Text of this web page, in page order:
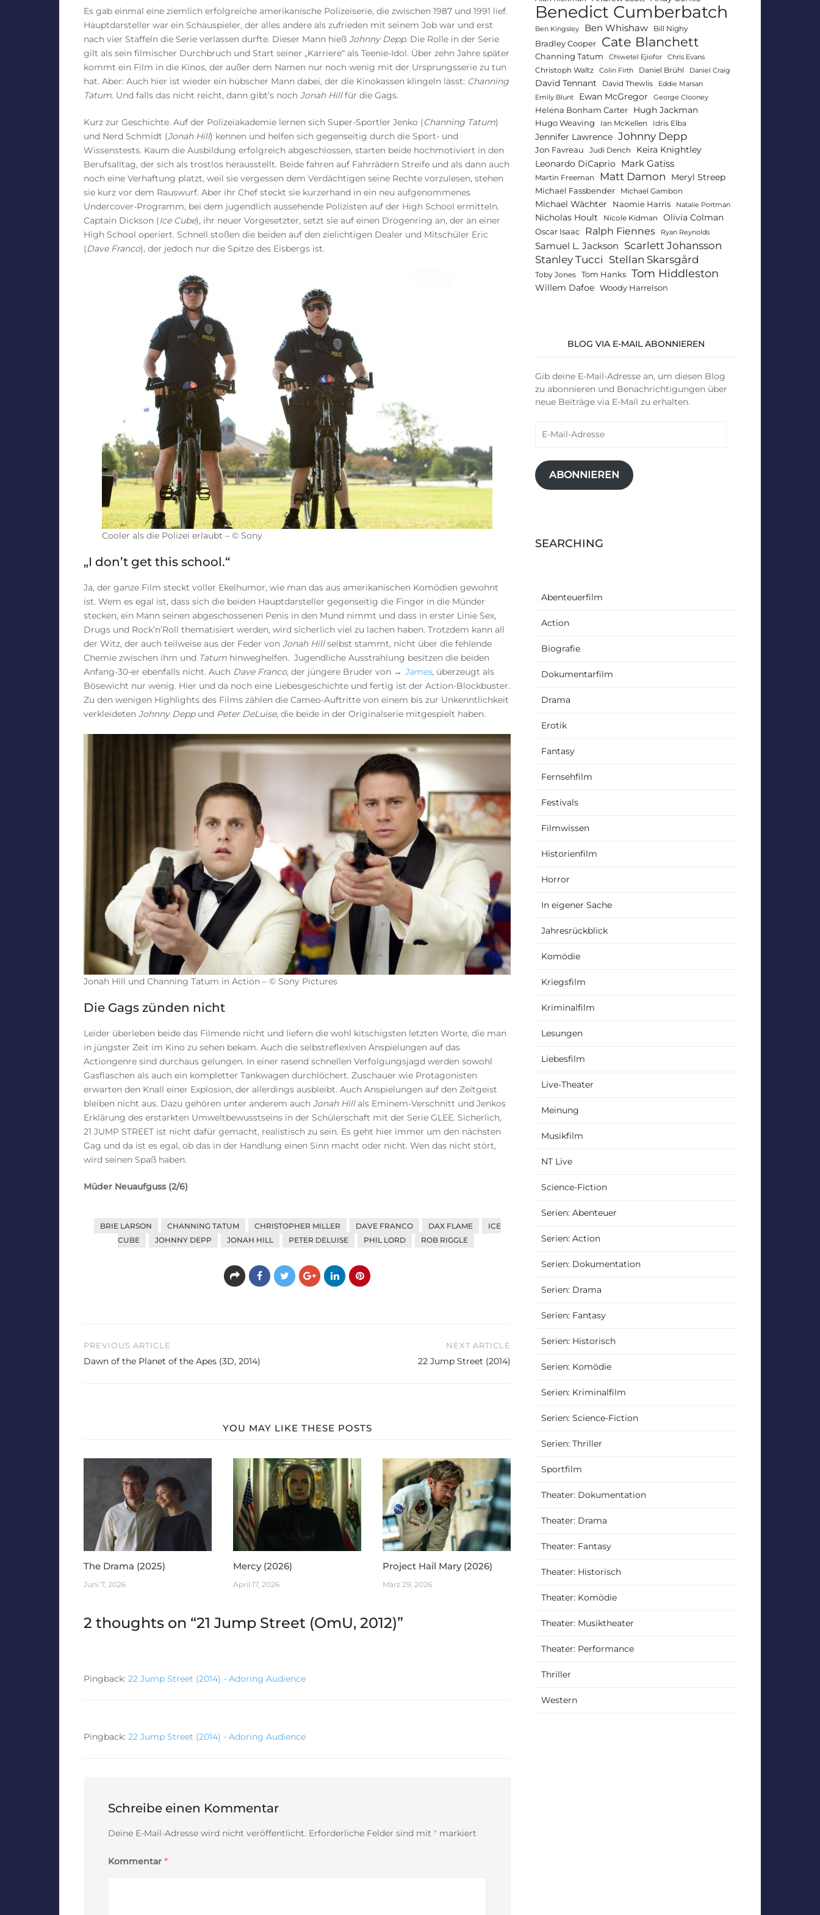
Es gab einmal eine ziemlich erfolgreiche amerikanische Polizeiserie, die zwischen 1987 und 1991 lief.
Hauptdarsteller war ein Schauspieler, der alles andere als zufrieden mit seinem Job war und erst
nach vier Staffeln die Serie verlassen durfte. Dieser Mann hieß Johnny Depp. Die Rolle in der Serie
gilt als sein filmischer Durchbruch und Start seiner „Karriere“ als Teenie-Idol. Über zehn Jahre später
kommt ein Film in die Kinos, der außer dem Namen nur noch wenig mit der Ursprungsserie zu tun
hat. Aber: Auch hier ist wieder ein hübscher Mann dabei, der die Kinokassen klingeln lässt: Channing
Tatum. Und falls das nicht reicht, dann gibt’s noch Jonah Hillfür die Gags.
Kurz zur Geschichte. Auf der Polizeiakademie lernen sich Super-Sportler Jenko (Channing Tatum)
und Nerd Schmidt (Jonah Hill) kennen und helfen sich gegenseitig durch die Sport- und
Wissenstests. Kaum die Ausbildung erfolgreich abgeschlossen, starten beide hochmotiviert in den
Berufsalltag, der sich als trostlos herausstellt. Beide fahren auf Fahrrädern Streife und als dann auch
noch eine Verhaftung platzt, weil sie vergessen dem Verdächtigen seine Rechte vorzulesen, stehen
sie kurz vor dem Rauswurf. Aber ihr Chef steckt sie kurzerhand in ein neu aufgenommenes
Undercover-Programm, bei dem jugendlich aussehende Polizisten auf der High School ermitteln.
Captain Dickson (Ice Cube), ihr neuer Vorgesetzter, setzt sie auf einen Drogenring an, der an einer
High School operiert. Schnell stoßen die beiden auf den zielichtigen Dealer und Mitschüler Eric
(Dave Franco), der jedoch nur die Spitze des Eisbergs ist.
Cooler als die Polizei erlaubt – © Sony
„I don’t get this school.“
Ja, der ganze Film steckt voller Ekelhumor, wie man das aus amerikanischen Komödien gewohnt
ist. Wem es egal ist, dass sich die beiden Hauptdarsteller gegenseitig die Finger in die Münder
stecken, ein Mann seinen abgeschossenen Penis in den Mund nimmt und dass in erster Linie Sex,
Drugs und Rock’n’Roll thematisiert werden, wird sicherlich viel zu lachen haben. Trotzdem kann all
der Witz, der auch teilweise aus der Feder von Jonah Hillselbst stammt, nicht über die fehlende
Chemie zwischen ihm und Tatum hinweghelfen. Jugendliche Ausstrahlung besitzen die beiden
Anfang-30-er ebenfalls nicht. Auch Dave Franco, der jüngere Bruder von → James, überzeugt als
Bösewicht nur wenig. Hier und da noch eine Liebesgeschichte und fertig ist der Action-Blockbuster.
Zu den wenigen Highlights des Films zählen die Cameo-Auftritte von einem bis zur Unkenntlichkeit
verkleideten Johnny Deppund Peter DeLuise, die beide in der Originalserie mitgespielt haben.
Jonah Hill und Channing Tatum in Action – © Sony Pictures
Die Gags zünden nicht
Leider überleben beide das Filmende nicht und liefern die wohl kitschigsten letzten Worte, die man
in jüngster Zeit im Kino zu sehen bekam. Auch die selbstreflexiven Anspielungen auf das
Actiongenre sind durchaus gelungen. In einer rasend schnellen Verfolgungsjagd werden sowohl
Gasflaschen als auch ein kompletter Tankwagen durchlöchert. Zuschauer wie Protagonisten
erwarten den Knall einer Explosion, der allerdings ausbleibt. Auch Anspielungen auf den Zeitgeist
bleiben nicht aus. Dazu gehören unter anderem auch Jonah Hillals Eminem-Verschnitt und Jenkos
Erklärung des erstarkten Umweltbewusstseins in der Schülerschaft mit der Serie GLEE. Sicherlich,
21 JUMP STREET ist nicht dafür gemacht, realistisch zu sein. Es geht hier immer um den nächsten
Gag und da ist es egal, ob das in der Handlung einen Sinn macht oder nicht. Wen das nicht stört,
wird seinen Spaß haben.
Müder Neuaufguss (2/6)
BRIE LARSON CHANNING TATUM CHRISTOPHER MILLER DAVE FRANCO DAX FLAME
ICE
CUBE
JOHNNY DEPP JONAH HILL PETER DELUISE PHIL LORD ROB RIGGLE
Beitragsnavigation
PREVIOUS ARTICLE
Dawn of the Planet of the Apes (3D, 2014)
NEXT ARTICLE
22 Jump Street (2014)
YOU MAY LIKE THESE POSTS
The Drama (2025)
Juni 7, 2026
Mercy (2026)
April 17, 2026
Project Hail Mary (2026)
März 29, 2026
2 thoughts on “21 Jump Street (OmU, 2012)”
Pingback: 22 Jump Street (2014) - Adoring Audience
Pingback: 22 Jump Street (2014) - Adoring Audience
Schreibe einen Kommentar
Deine E-Mail-Adresse wird nicht veröffentlicht. Erforderliche Felder sind mit * markiert
Kommentar *
Benedict Cumberbatch
Ben Kingsley Ben Whishaw Bill Nighy
Bradley Cooper Cate Blanchett
Channing Tatum Chiwetel Ejiofor Chris Evans
Christoph Waltz Colin Firth Daniel Brühl Daniel Craig
David Tennant David Thewlis
Eddie Marsan
Emily Blunt
Ewan McGregor George Clooney
Helena Bonham Carter Hugh Jackman
Hugo Weaving Ian McKellen Idris Elba
Jennifer Lawrence Johnny Depp
Jon Favreau Judi Dench
Keira Knightley
Leonardo DiCaprio
Mark Gatiss
Martin Freeman Matt Damon Meryl Streep
Michael Fassbender Michael Gambon
Michael Wächter Naomie Harris Natalie Portman
Nicholas Hoult Nicole Kidman Olivia Colman
Oscar Isaac Ralph Fiennes Ryan Reynolds
Samuel L. Jackson Scarlett Johansson
Stanley Tucci Stellan Skarsgård
Toby Jones Tom Hanks Tom Hiddleston
Willem Dafoe Woody Harrelson
BLOG VIA E-MAIL ABONNIEREN
Gib deine E-Mail-Adresse an, um diesen Blog
zu abonnieren und Benachrichtigungen über
neue Beiträge via E-Mail zu erhalten.
Mail-
ABONNIEREN
SEARCHING
Abenteuerfilm
Action
Biografie
Dokumentarfilm
Drama
Erotik
Fantasy
Fernsehfilm
Festivals
Filmwissen
Historienfilm
Horror
In eigener Sache
Jahresrückblick
Komödie
Kriegsfilm
Kriminalfilm
Lesungen
Liebesfilm
Live-Theater
Meinung
Musikfilm
NT Live
Science-Fiction
Serien: Abenteuer
Serien: Action
Serien: Dokumentation
Serien: Drama
Serien: Fantasy
Serien: Historisch
Serien: Komödie
Serien: Kriminalfilm
Serien: Science-Fiction
Serien: Thriller
Sportfilm
Theater: Dokumentation
Theater: Drama
Theater: Fantasy
Theater: Historisch
Theater: Komödie
Theater: Musiktheater
Theater: Performance
Thriller
Western